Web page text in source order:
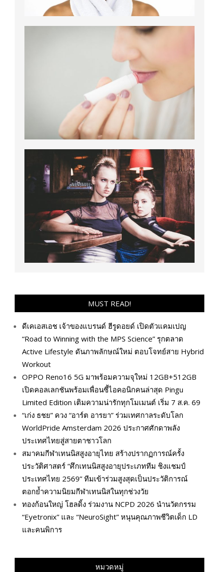
MUST READ!
ดีเคเอสเอช เจ้าของแบรนด์ ฮีรูดอยด์ เปิดตัวแคมเปญ
“Road to Winning with the MPS Science” รุกตลาด
Active Lifestyle ดันภาพลักษณ์ใหม่ ตอบโจทย์สาย Hybrid
Workout
OPPO Reno16 5G มาพร้อมความจุใหม่ 12GB+512GB
เปิดคอลเลกชันพร้อมเพื่อนซี้ไอคอนิกคนล่าสุด Pingu
Limited Edition เติมความน่ารักทุกโมเมนต์ เริ่ม 7 ส.ค. 69
“เก่ง ธชย” ควง “อาร์ต อารยา” ร่วมเทศกาลระดับโลก
WorldPride Amsterdam 2026 ประกาศศักดาพลัง
ประเทศไทยสู่สายตาชาวโลก
สมาคมกีฬาเทนนิสสูงอายุไทย สร้างปรากฏการณ์ครั้ง
ประวัติศาสตร์ “ศึกเทนนิสสูงอายุประเภททีม ชิงแชมป์
ประเทศไทย 2569” ทีมเข้าร่วมสูงสุดเป็นประวัติการณ์
ตอกย้ำความนิยมกีฬาเทนนิสในทุกช่วงวัย
ทองก้อนใหญ่ โฮลดิ้ง ร่วมงาน NCPD 2026 นำนวัตกรรม
“Eyetronix” และ “NeuroSight” หนุนคุณภาพชีวิตเด็ก LD
และคนพิการ
หมวดหมู่